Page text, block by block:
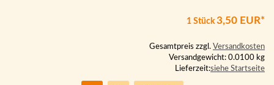
1 Stück3,50 EUR*
Gesamtpreis zzgl. Versandkosten
Versandgewicht: 0.0100 kg
Lieferzeit:siehe Startseite